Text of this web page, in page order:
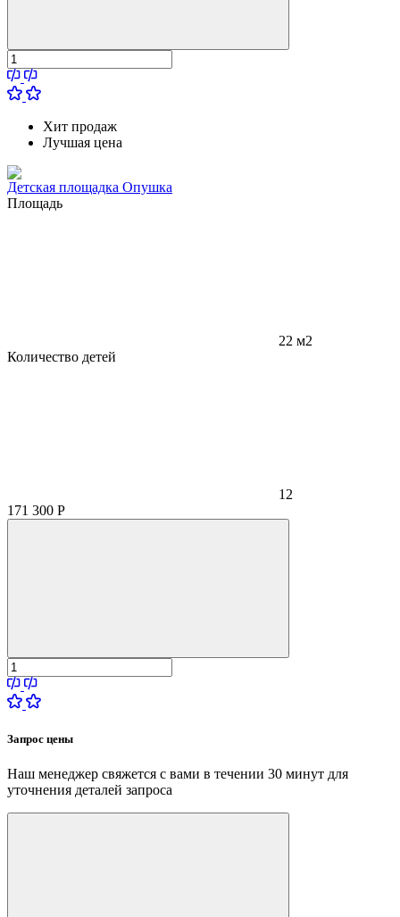
Хит продаж
Лучшая цена
Детская площадка Опушка
Площадь
22 м2
Количество детей
12
171 300 Р
Запрос цены
Наш менеджер свяжется с вами в течении 30 минут для
уточнения деталей запроса